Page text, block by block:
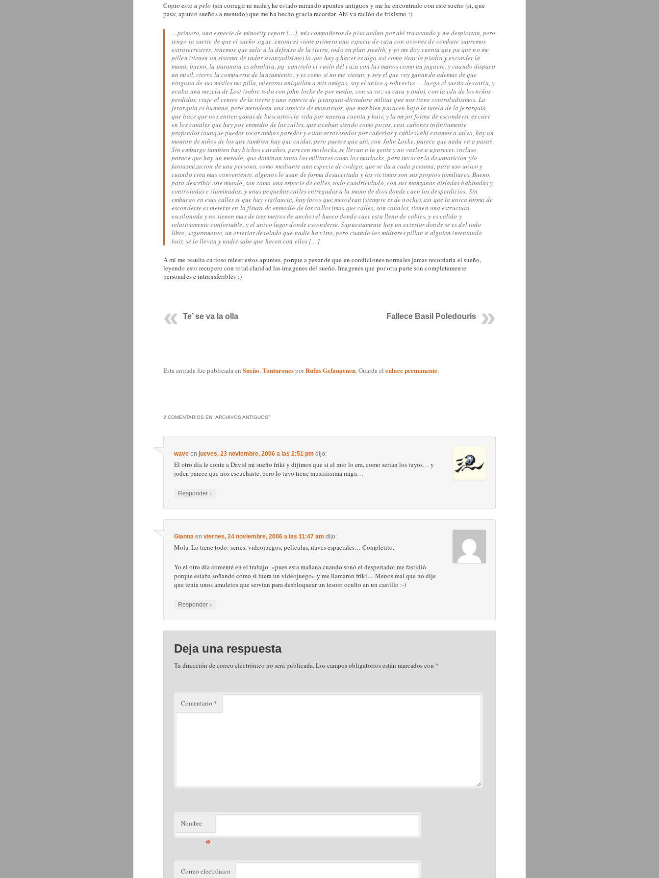
Copio esto a pelo (sin corregir ni nada), he estado mirando apuntes antiguos y me he encontrado con este sueño (si, que
pasa; apunto sueños a menudo) que me ha hecho gracia recordar. Ahí va ración de frikismo :)
…primero, una especie de minority report […], mis compañeros de piso andan por ahí trasteando y me despiertan, pero
tengo la suerte de que el sueño sigue. entonces viene primero una especie de caza con aviones de combate supremos
extraterrestres, tenemos que salir a la defensa de la tierra, todo en plan stealth, y yo me doy cuenta que pa que no me
pillen (tienen un sistema de radar avanzadisimo) lo que hay q hacer es algo asi como tirar la piedra y esconder la
mano, bueno, la paranoia es absoluta, pq controlo el vuelo del caza con las manos como un juguete, y cuando disparo
un misil, cierro la compuerta de lanzamiento, y es como si no me vieran, y soy el que voy ganando ademas de que
ninguno de sus misiles me pilla, mientras aniquilan a mis amigos, soy el unico q sobrevive…. luego el sueño desvaria, y
acaba una mezcla de Lost (sobre todo con john locke de por medio, con su voz su cara y todo), con la isla de los niños
perdidos, viaje al centro de la tierra y una especie de jerarquia-dictadura militar que nos tiene controladisimos. La
jerarquia es humana, pero merodean una especie de monstruos, que mas bien paracen bajo la tutela de la jerarquia,
que hace que nos entren ganas de buscarnos la vida por nuestra cuenta y huir, y la mejor forma de esconderse es caer
en los canales que hay por enmedio de las calles, que acaban siendo como pozos, casi cañones infinitamente
profundos (aunque puedes tocar ambas paredes y estan atravesados por cañerias y cables) ahi estamos a salvo, hay un
monton de niños de los que tambien hay que cuidar, pero parece que ahi, con John Locke, parece que nada va a pasar.
Sin embargo tambien hay bichos extraños, parecen morlocks, se llevan a la gente y no vuelve a aparecer. incluso
parace que hay un metodo, que dominan tanto los militares como los morlocks, para invocar la desaparicion y/o
fantasmizacion de una persona, como mediante una especie de codigo, que se da a cada persona, para uso unico y
cuando crea mas conveniente. algunos lo usan de forma desacertada y las victimas son sus propios familiares. Bueno,
para describir este mundo, son como una especie de calles, todo cuadriculado, con sus manzanas aisladas habitadas y
controladas e iluminadas, y unas pequeñas calles entregadas a la mano de dios donde caen los desperdicios. Sin
embargo en esas calles si que hay vigilancia, hay focos que merodean (siempre es de noche), asi que la unica forma de
esconderse es meterse en la fisura de enmedio de las calles (mas que calles, son canales, tienen una estructura
escalonada y no tienen mas de tres metros de ancho) el hueco donde caer esta lleno de cables, y es calido y
relativamente confortable, y el unico lugar donde esconderse. Supuestamente hay un exterior donde se es del todo
libre, seguramente, un exterior desolado que nadie ha visto, pero cuando los militares pillan a alguien intentando
huir, se lo llevan y nadie sabe que hacen con ellos […]
A mi me resulta curioso releer estos apuntes, porque a pesar de que en condiciones normales jamas recordaria el sueño,
leyendo esto recupero con total claridad las imagenes del sueño. Imagenes que por otra parte son completamente
personales e intransferibles :)
Te’ se va la olla Fallece Basil Poledouris
Esta entrada fue publicada en Sueño,TonturonesporRufus Gefangenen. Guarda el enlace permanente.
2 COMENTARIOS EN “ARCHIVOS ANTIGUOS”
waveen jueves, 23 noviembre, 2006 a las 2:51 pm dijo:
El otro día le conte a David mi sueño friki y dijimos que si el mio lo era, como serian los tuyos… y
joder, parece que nos escuchaste, pero lo tuyo tiene muxiiiisima miga…
Responder ↓
Giannaen viernes, 24 noviembre, 2006 a las 11:47 am dijo:
Mola. Lo tiene todo: series, videojuegos, películas, naves espaciales… Completito.
Yo el otro día comenté en el trabajo: «pues esta mañana cuando sonó el despertador me fastidió
porque estaba soñando como si fuera un videojuego» y me llamaron friki… Menos mal que no dije
que tenía unos amuletos que servían para desbloquear un tesoro oculto en un castillo :-)
Responder ↓
Deja una respuesta
Tu dirección de correo electrónico no será publicada.Los campos obligatorios están marcados con *
Comentario *
Nombre
*
Correo electrónico